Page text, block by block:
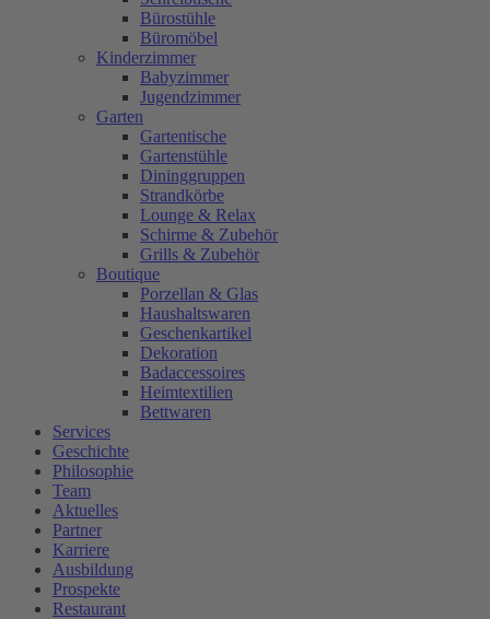
Bürostühle
Büromöbel
Kinderzimmer
Babyzimmer
Jugendzimmer
Garten
Gartentische
Gartenstühle
Dininggruppen
Strandkörbe
Lounge & Relax
Schirme & Zubehör
Grills & Zubehör
Boutique
Porzellan & Glas
Haushaltswaren
Geschenkartikel
Dekoration
Badaccessoires
Heimtextilien
Bettwaren
Services
Geschichte
Philosophie
Team
Aktuelles
Partner
Karriere
Ausbildung
Prospekte
Restaurant